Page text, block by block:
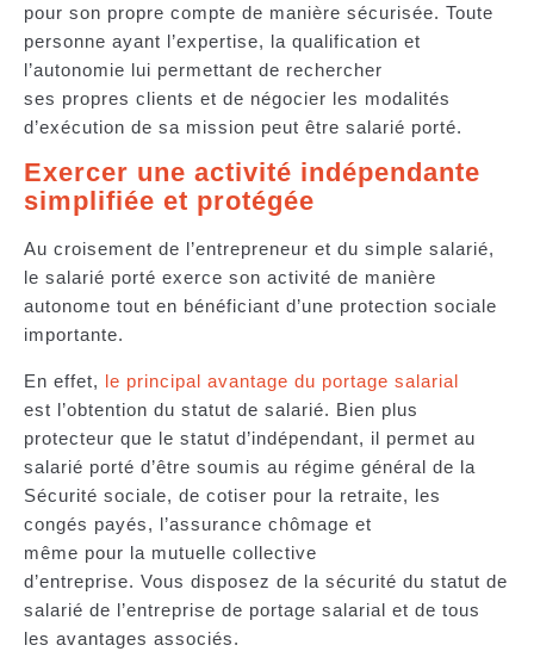
pour son propre compte de manière sécurisée. Toute
personne ayant l’expertise, la qualification et
l’autonomie lui permettant de rechercher
ses propres clients et de négocier les modalités
d’exécution de sa mission peut être salarié porté.
Exercer une activité indépendante
simplifiée et protégée
Au croisement de l’entrepreneur et du simple salarié,
le salarié porté exerce son activité de manière
autonome tout en bénéficiant d’une protection sociale
importante.
En effet, le principal avantage du portage salarial
est l’obtention du statut de salarié. Bien plus
protecteur que le statut d’indépendant, il permet au
salarié porté d’être soumis au régime général de la
Sécurité sociale, de cotiser pour la retraite, les
congés payés, l’assurance chômage et
même pour la mutuelle collective
d’entreprise. Vous disposez de la sécurité du statut de
salarié de l’entreprise de portage salarial et de tous
les avantages associés.